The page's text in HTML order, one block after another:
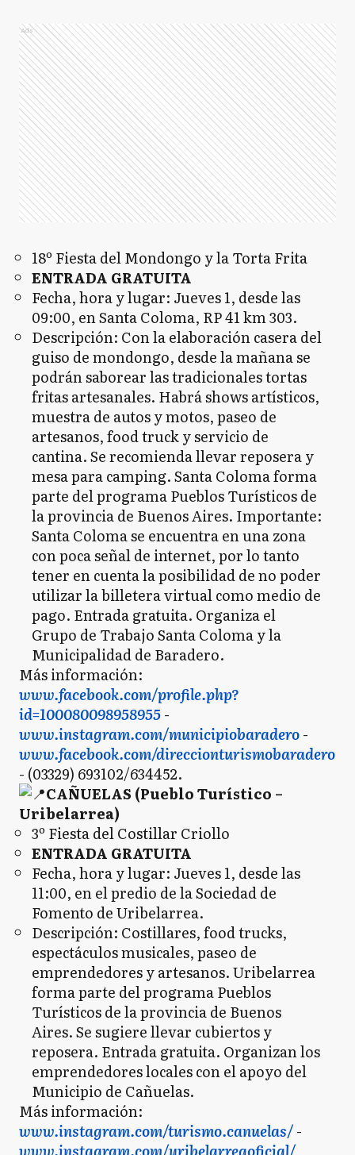
Ads
18º Fiesta del Mondongo y la Torta Frita
ENTRADA GRATUITA
Fecha, hora y lugar: Jueves 1, desde las
09:00, en Santa Coloma, RP 41 km 303.
Descripción: Con la elaboración casera del
guiso de mondongo, desde la mañana se
podrán saborear las tradicionales tortas
fritas artesanales. Habrá shows artísticos,
muestra de autos y motos, paseo de
artesanos, food truck y servicio de
cantina. Se recomienda llevar reposera y
mesa para camping. Santa Coloma forma
parte del programa Pueblos Turísticos de
la provincia de Buenos Aires. Importante:
Santa Coloma se encuentra en una zona
con poca señal de internet, por lo tanto
tener en cuenta la posibilidad de no poder
utilizar la billetera virtual como medio de
pago. Entrada gratuita. Organiza el
Grupo de Trabajo Santa Coloma y la
Municipalidad de Baradero.
Más información:
www.facebook.com/profile.php?
id=100080098958955-
www.instagram.com/municipiobaradero-
www.facebook.com/direccionturismobaradero
- (03329) 693102/634452.
CAÑUELAS (Pueblo Turístico –
Uribelarrea)
3º Fiesta del Costillar Criollo
ENTRADA GRATUITA
Fecha, hora y lugar: Jueves 1, desde las
11:00, en el predio de la Sociedad de
Fomento de Uribelarrea.
Descripción: Costillares, food trucks,
espectáculos musicales, paseo de
emprendedores y artesanos. Uribelarrea
forma parte del programa Pueblos
Turísticos de la provincia de Buenos
Aires. Se sugiere llevar cubiertos y
reposera. Entrada gratuita. Organizan los
emprendedores locales con el apoyo del
Municipio de Cañuelas.
Más información:
www.instagram.com/turismo.canuelas/-
www.instagram.com/uribelarreaoficial/